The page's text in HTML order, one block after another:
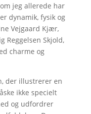
jeg allerede har
dynamik, fysik og
Vejgaard Kjær,
Reggelsen Skjold,
charme og
der illustrerer en
ikke specielt
og udfordrer